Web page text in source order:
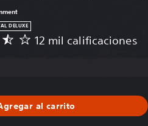
DELUXE
12 mil calificaciones
al carrito